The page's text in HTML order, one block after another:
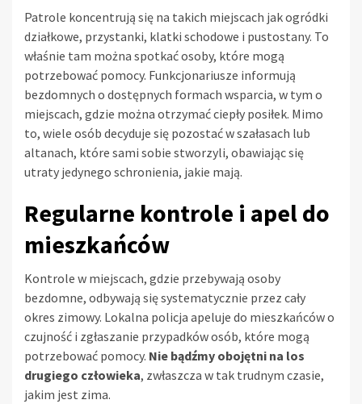
Patrole koncentrują się na takich miejscach jak ogródki
działkowe, przystanki, klatki schodowe i pustostany. To
właśnie tam można spotkać osoby, które mogą
potrzebować pomocy. Funkcjonariusze informują
bezdomnych o dostępnych formach wsparcia, w tym o
miejscach, gdzie można otrzymać ciepły posiłek. Mimo
to, wiele osób decyduje się pozostać w szałasach lub
altanach, które sami sobie stworzyli, obawiając się
utraty jedynego schronienia, jakie mają.
Regularne kontrole i apel do
mieszkańców
Kontrole w miejscach, gdzie przebywają osoby
bezdomne, odbywają się systematycznie przez cały
okres zimowy. Lokalna policja apeluje do mieszkańców o
czujność i zgłaszanie przypadków osób, które mogą
potrzebować pomocy. Nie bądźmy obojętni na los
drugiego człowieka, zwłaszcza w tak trudnym czasie,
jakim jest zima.